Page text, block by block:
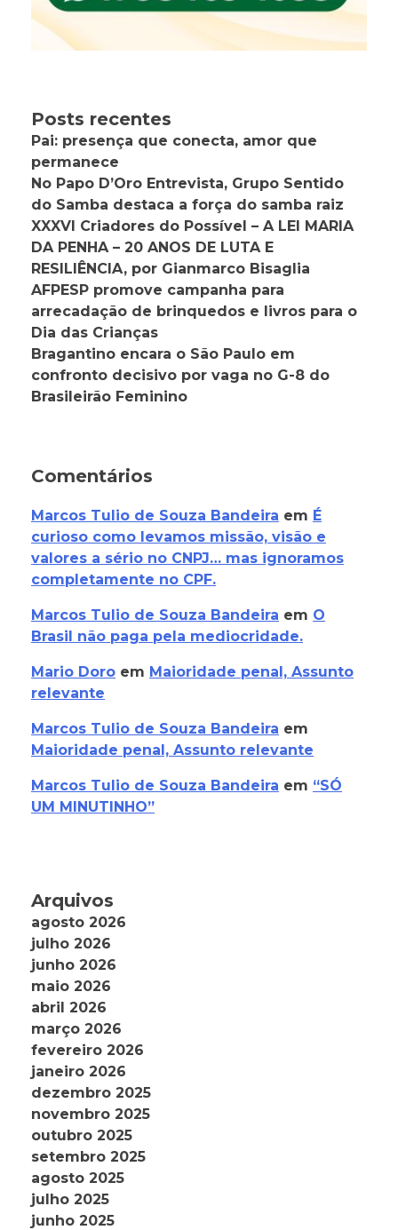
Posts recentes
Pai: presença que conecta, amor que
permanece
No Papo D’Oro Entrevista, Grupo Sentido
do Samba destaca a força do samba raiz
XXXVI Criadores do Possível – A LEI MARIA
DA PENHA – 20 ANOS DE LUTA E
RESILIÊNCIA, por Gianmarco Bisaglia
AFPESP promove campanha para
arrecadação de brinquedos e livros para o
Dia das Crianças
Bragantino encara o São Paulo em
confronto decisivo por vaga no G-8 do
Brasileirão Feminino
Comentários
Marcos Tulio de Souza Bandeira em É
curioso como levamos missão, visão e
valores a sério no CNPJ… mas ignoramos
completamente no CPF.
Marcos Tulio de Souza Bandeira em O
Brasil não paga pela mediocridade.
Mario Doro em Maioridade penal, Assunto
relevante
Marcos Tulio de Souza Bandeira em
Maioridade penal, Assunto relevante
Marcos Tulio de Souza Bandeira em “SÓ
UM MINUTINHO”
Arquivos
agosto 2026
julho 2026
junho 2026
maio 2026
abril 2026
março 2026
fevereiro 2026
janeiro 2026
dezembro 2025
novembro 2025
outubro 2025
setembro 2025
agosto 2025
julho 2025
junho 2025